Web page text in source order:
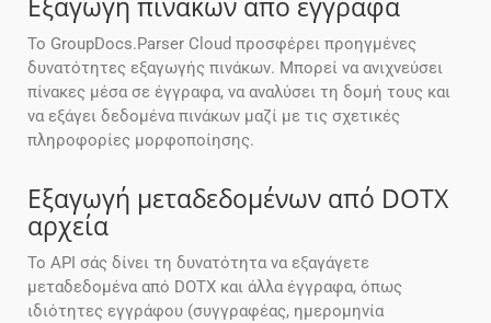
Το GroupDocs.Parser Cloud προσφέρει προηγμένες
δυνατότητες εξαγωγής πινάκων. Μπορεί να ανιχνεύσει
πίνακες μέσα σε έγγραφα, να αναλύσει τη δομή τους και
να εξάγει δεδομένα πινάκων μαζί με τις σχετικές
πληροφορίες μορφοποίησης.
Εξαγωγή μεταδεδομένων από DOTX
αρχεία
Το API σάς δίνει τη δυνατότητα να εξαγάγετε
μεταδεδομένα από DOTX και άλλα έγγραφα, όπως
ιδιότητες εγγράφου (συγγραφέας, ημερομηνία